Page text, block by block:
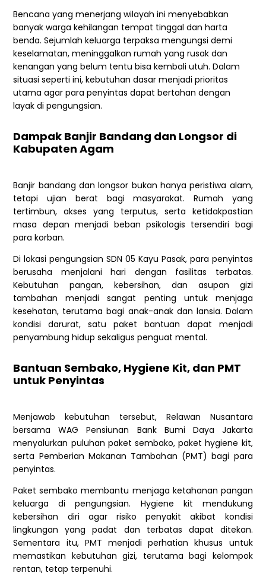
Bencana yang menerjang wilayah ini menyebabkan
banyak warga kehilangan tempat tinggal dan harta
benda. Sejumlah keluarga terpaksa mengungsi demi
keselamatan, meninggalkan rumah yang rusak dan
kenangan yang belum tentu bisa kembali utuh. Dalam
situasi seperti ini, kebutuhan dasar menjadi prioritas
utama agar para penyintas dapat bertahan dengan
layak di pengungsian.
Dampak Banjir Bandang dan Longsor di
Kabupaten Agam
Banjir bandang dan longsor bukan hanya peristiwa alam,
tetapi ujian berat bagi masyarakat. Rumah yang
tertimbun, akses yang terputus, serta ketidakpastian
masa depan menjadi beban psikologis tersendiri bagi
para korban.
Di lokasi pengungsian SDN 05 Kayu Pasak, para penyintas
berusaha menjalani hari dengan fasilitas terbatas.
Kebutuhan pangan, kebersihan, dan asupan gizi
tambahan menjadi sangat penting untuk menjaga
kesehatan, terutama bagi anak-anak dan lansia. Dalam
kondisi darurat, satu paket bantuan dapat menjadi
penyambung hidup sekaligus penguat mental.
Bantuan Sembako, Hygiene Kit, dan PMT
untuk Penyintas
Menjawab kebutuhan tersebut, Relawan Nusantara
bersama WAG Pensiunan Bank Bumi Daya Jakarta
menyalurkan puluhan paket sembako, paket hygiene kit,
serta Pemberian Makanan Tambahan (PMT) bagi para
penyintas.
Paket sembako membantu menjaga ketahanan pangan
keluarga di pengungsian. Hygiene kit mendukung
kebersihan diri agar risiko penyakit akibat kondisi
lingkungan yang padat dan terbatas dapat ditekan.
Sementara itu, PMT menjadi perhatian khusus untuk
memastikan kebutuhan gizi, terutama bagi kelompok
rentan, tetap terpenuhi.